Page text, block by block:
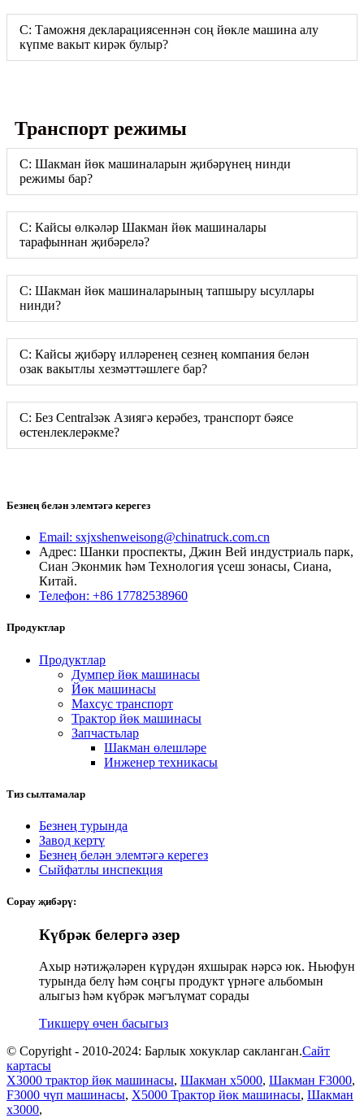
С: Таможня декларациясеннән соң йөкле машина алу
күпме вакыт кирәк булыр?
Транспорт режимы
С: Шакман йөк машиналарын җибәрүнең нинди
режимы бар?
С: Кайсы өлкәләр Шакман йөк машиналары
тарафыннан җибәрелә?
С: Шакман йөк машиналарының тапшыру ысуллары
нинди?
С: Кайсы җибәрү илләренең сезнең компания белән
озак вакытлы хезмәттәшлеге бар?
С: Без Centralзәк Азиягә керәбез, транспорт бәясе
өстенлеклерәкме?
Безнең белән элемтәгә керегез
Email: sxjxshenweisong@chinatruck.com.cn
Адрес: Шанки проспекты, Джин Вей индустриаль парк,
Сиан Эконмик һәм Технология үсеш зонасы, Сиана,
Китай.
Телефон: +86 17782538960
Продуктлар
Продуктлар
Думпер йөк машинасы
Йөк машинасы
Махсус транспорт
Трактор йөк машинасы
Запчастьлар
Шакман өлешләре
Инженер техникасы
Тиз сылтамалар
Безнең турында
Завод кертү
Безнең белән элемтәгә керегез
Сыйфатлы инспекция
Сорау җибәрү:
Күбрәк белергә әзер
Ахыр нәтиҗәләрен күрүдән яхшырак нәрсә юк. Ньюфун
турында белү һәм соңгы продукт үрнәге альбомын
алыгыз һәм күбрәк мәгълүмат сорады
Тикшерү өчен басыгыз
© Copyright - 2010-2024: Барлык хокуклар сакланган.Сайт
картасы
X3000 трактор йөк машинасы, Шакман x5000, Шакман F3000,
F3000 чүп машинасы, X5000 Трактор йөк машинасы, Шакман
x3000,